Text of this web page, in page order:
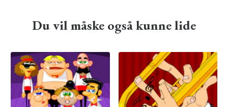
Du vil måske også kunne lide